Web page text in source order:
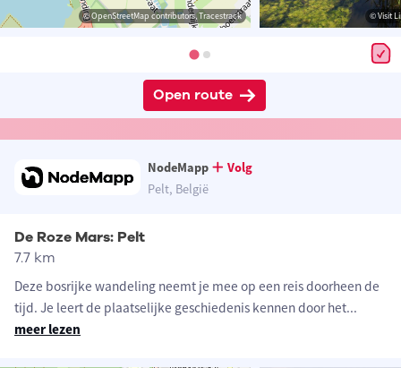
© OpenStreetMap contributors, Tracestrack © Visit
Open route
NodeMapp
Volg
Pelt, België
De Roze Mars: Pelt
7.7 km
Deze bosrijke wandeling neemt je mee op een reis doorheen de
tijd. Je leert de plaatselijke geschiedenis kennen door het...
meer lezen